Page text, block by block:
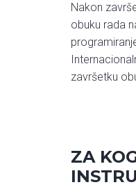
Nakon
obuku rada
završetku
ZA